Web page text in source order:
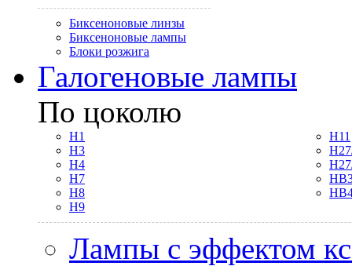
Биксеноновые линзы
Биксеноновые лампы
Блоки розжига
Галогеновые лампы
По цоколю
H1
H3
H4
H7
H8
H9
H11
Лампы с эффектом